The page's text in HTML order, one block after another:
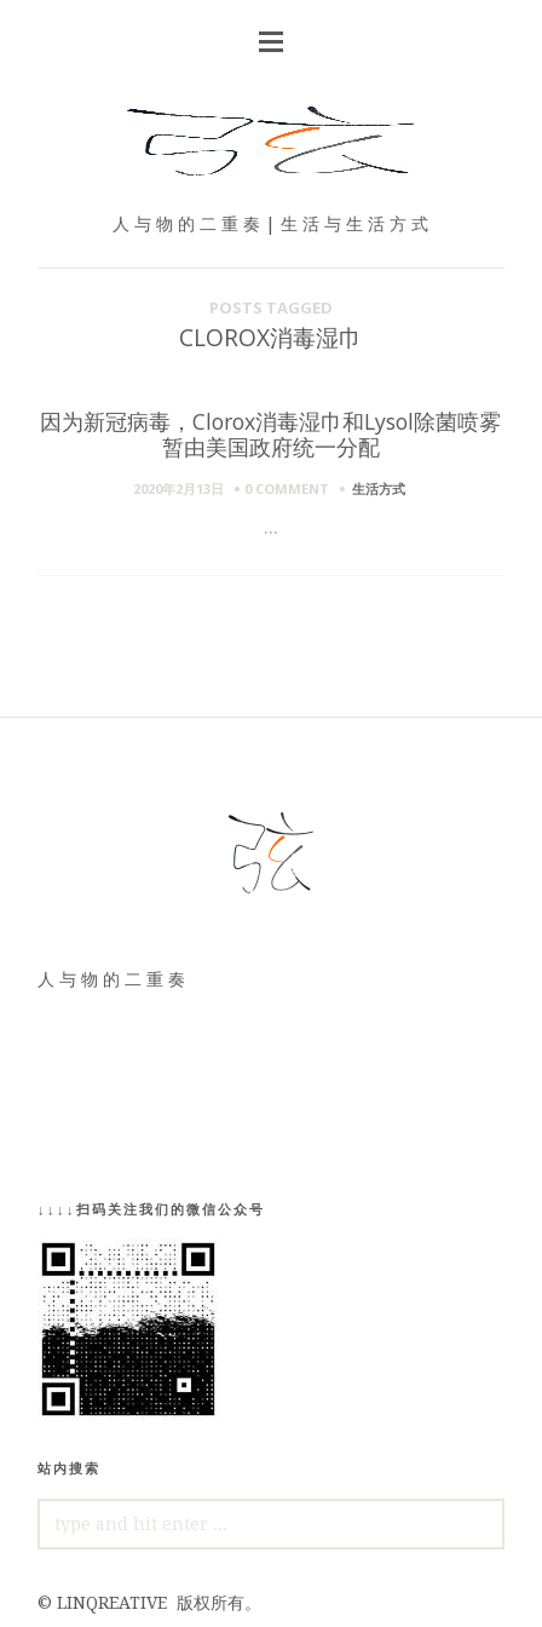
人 与 物 的 二 重 奏 | 生 活 与 生 活 方 式
POSTS TAGGED
CLOROX消毒湿巾
因为新冠病毒，Clorox消毒湿巾和Lysol除菌喷雾
暂由美国政府统一分配
2020年2月13日 0 COMMENT 生活方式
...
人 与 物 的 二 重 奏
↓↓↓↓扫码关注我们的微信公众号
站内搜索
FOR:
©LINQREATIVE 版权所有。